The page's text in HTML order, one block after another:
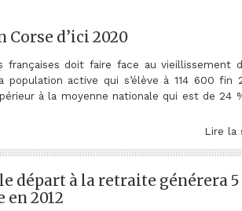
Corse d’ici 2020
françaises doit faire face au vieillissement
active qui s’élève à 114 600 fin
à la moyenne nationale qui est de 24
Lire la
départ à la retraite générera 5
en 2012